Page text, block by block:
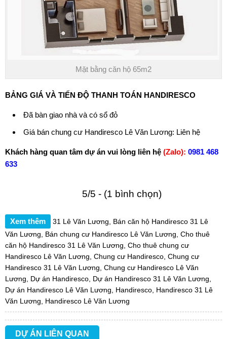
Mặt bằng căn hộ 65m2
BẢNG GIÁ VÀ TIẾN ĐỘ THANH TOÁN HANDIRESCO
Đã bàn giao nhà và có sổ đỏ
Giá bán chung cư Handiresco Lê Văn Lương: Liên hệ
Khách hàng quan tâm dự án vui lòng liên hệ (Zalo): 0981 468
633
5/5 - (1 bình chọn)
Xem thêm 31 Lê Văn Lương
Bán căn hộ Handiresco 31 Lê
Văn Lương
Bán chung cư Handiresco Lê Văn Lương Cho thuê
căn hộ Handiresco 31 Lê Văn Lương Cho thuê chung cư
Handiresco Lê Văn Lương Chung cư Handiresco Chung cư
Handiresco 31 Lê Văn Lương Chung cư Handiresco Lê Văn
Lương
Dự án Handiresco Dự án Handiresco 31 Lê Văn Lương
Dự án Handiresco Lê Văn Lương
Handiresco Handiresco 31 Lê
Văn Lương
Handiresco Lê Văn Lương
DỰ ÁN LIÊN QUAN